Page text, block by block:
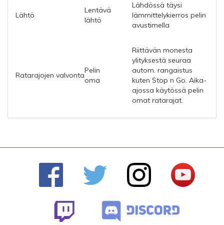
Lähtö
Lentävä
lähtö
Lähdössä täysi
lämmittelykierros pelin
avustimella
Ratarajojen valvonta
Pelin
oma
Riittävän monesta
ylityksestä seuraa
autom. rangaistus
kuten Stop n Go. Aika-
ajossa käytössä pelin
omat ratarajat.